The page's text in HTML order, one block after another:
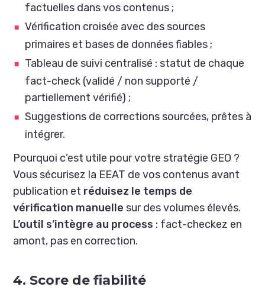
factuelles dans vos contenus ;
Vérification croisée avec des sources
primaires et bases de données fiables ;
Tableau de suivi centralisé : statut de chaque
fact-check (validé / non supporté /
partiellement vérifié) ;
Suggestions de corrections sourcées, prêtes à
intégrer.
Pourquoi c’est utile pour votre stratégie GEO ?
Vous sécurisez la EEAT de vos contenus avant
publication et réduisez le temps de
vérification manuellesur des volumes élevés.
L’outil s’intègre au process : fact-checkez en
amont, pas en correction.
4. Score de fiabilité